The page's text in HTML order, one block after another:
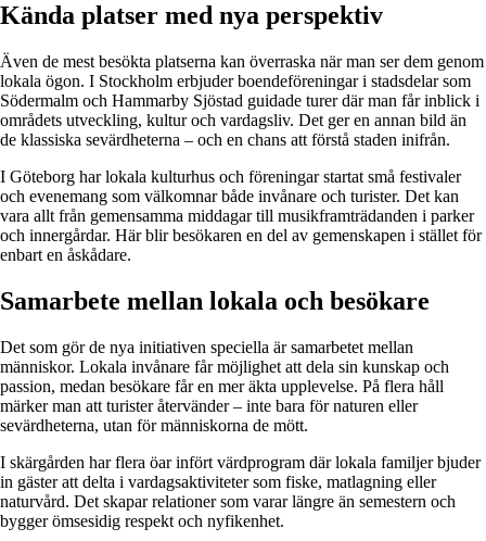
Kända platser med nya perspektiv
Även de mest besökta platserna kan överraska när man ser dem genom
lokala ögon. I Stockholm erbjuder boendeföreningar i stadsdelar som
Södermalm och Hammarby Sjöstad guidade turer där man får inblick i
områdets utveckling, kultur och vardagsliv. Det ger en annan bild än
de klassiska sevärdheterna – och en chans att förstå staden inifrån.
I Göteborg har lokala kulturhus och föreningar startat små festivaler
och evenemang som välkomnar både invånare och turister. Det kan
vara allt från gemensamma middagar till musikframträdanden i parker
och innergårdar. Här blir besökaren en del av gemenskapen i stället för
enbart en åskådare.
Samarbete mellan lokala och besökare
Det som gör de nya initiativen speciella är samarbetet mellan
människor. Lokala invånare får möjlighet att dela sin kunskap och
passion, medan besökare får en mer äkta upplevelse. På flera håll
märker man att turister återvänder – inte bara för naturen eller
sevärdheterna, utan för människorna de mött.
I skärgården har flera öar infört värdprogram där lokala familjer bjuder
in gäster att delta i vardagsaktiviteter som fiske, matlagning eller
naturvård. Det skapar relationer som varar längre än semestern och
bygger ömsesidig respekt och nyfikenhet.